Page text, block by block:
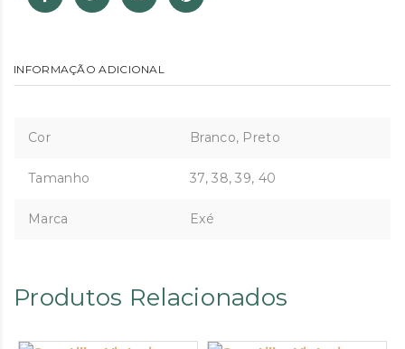
INFORMAÇÃO ADICIONAL
Cor Branco, Preto
Tamanho 37, 38, 39, 40
Marca Exé
Produtos Relacionados